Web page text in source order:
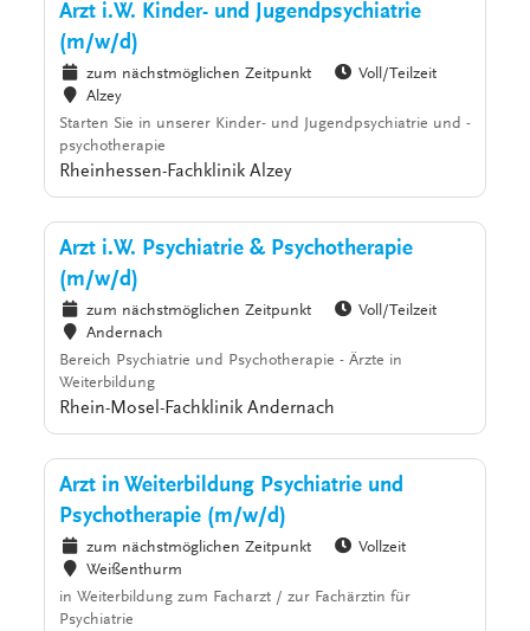
Arzt i.W. Kinder- und Jugendpsychiatrie
(m/w/d)
zum nächstmöglichen Zeitpunkt
Voll/Teilzeit
Alzey
Starten Sie in unserer Kinder- und Jugendpsychiatrie und -
psychotherapie
Rheinhessen-Fachklinik Alzey
Arzt i.W. Psychiatrie & Psychotherapie
(m/w/d)
zum nächstmöglichen Zeitpunkt
Voll/Teilzeit
Andernach
Bereich Psychiatrie und Psychotherapie - Ärzte in
Weiterbildung
Rhein-Mosel-Fachklinik Andernach
Arzt in Weiterbildung Psychiatrie und
Psychotherapie (m/w/d)
zum nächstmöglichen Zeitpunkt
Vollzeit
Weißenthurm
in Weiterbildung zum Facharzt / zur Fachärztin für
Psychiatrie